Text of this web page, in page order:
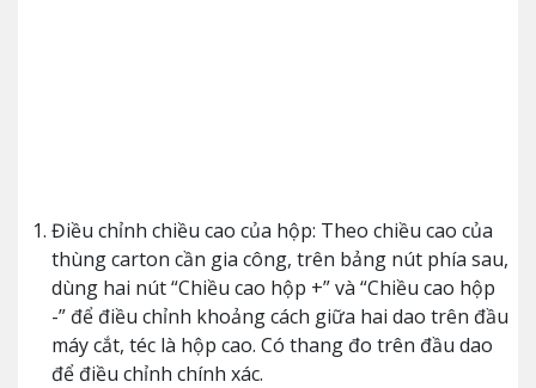
Điều chỉnh chiều cao của hộp: Theo chiều cao của
thùng carton cần gia công, trên bảng nút phía sau,
dùng hai nút “Chiều cao hộp +” và “Chiều cao hộp
-” để điều chỉnh khoảng cách giữa hai dao trên đầu
máy cắt, téc là hộp cao. Có thang đo trên đầu dao
để điều chỉnh chính xác.